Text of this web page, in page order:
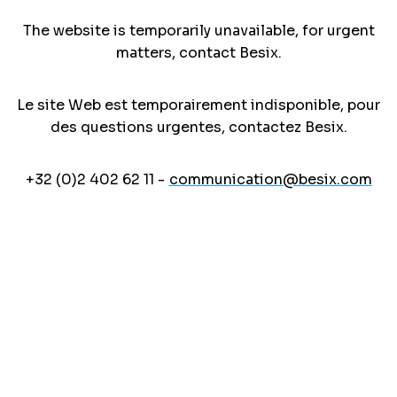
The website is temporarily unavailable, for urgent
matters, contact Besix.
Le site Web est temporairement indisponible, pour
des questions urgentes, contactez Besix.
+32 (0)2 402 62 11 - communication@besix.com